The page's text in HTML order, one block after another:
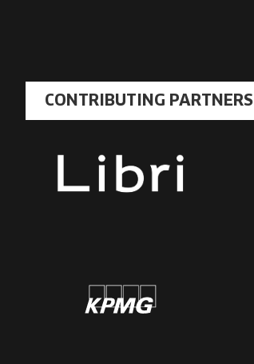
CONTRIBUTING PARTNERS